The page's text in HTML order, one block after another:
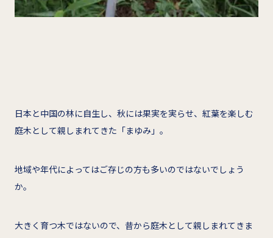
日本と中国の林に自生し、秋には果実を実らせ、紅葉を楽しむ
庭木として親しまれてきた「まゆみ」。
地域や年代によってはご存じの方も多いのではないでしょう
か。
大きく育つ木ではないので、昔から庭木として親しまれてきま